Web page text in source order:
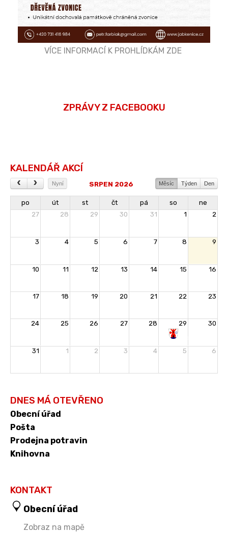
VÍCE INFORMACÍ K PROHLÍDKÁM ZDE
ZPRÁVY Z FACEBOOKU
KALENDÁŘ AKCÍ
Nyní Měsíc Týden Den
SRPEN 2026
po út st čt pá so
ne
27
28 29 30 31 1 2
3 4 5 6 7 8 9
10 11 12 13 14 15 16
17 18 19 20 21 22 23
24 25 26 27 28 29
30
Rozloučení
31 1 2 3 4 5 6
DNES MÁ OTEVŘENO
Obecní úřad
Pošta
Prodejna potravin
Knihovna
KONTAKT
Obecní úřad
Zobraz na mapě